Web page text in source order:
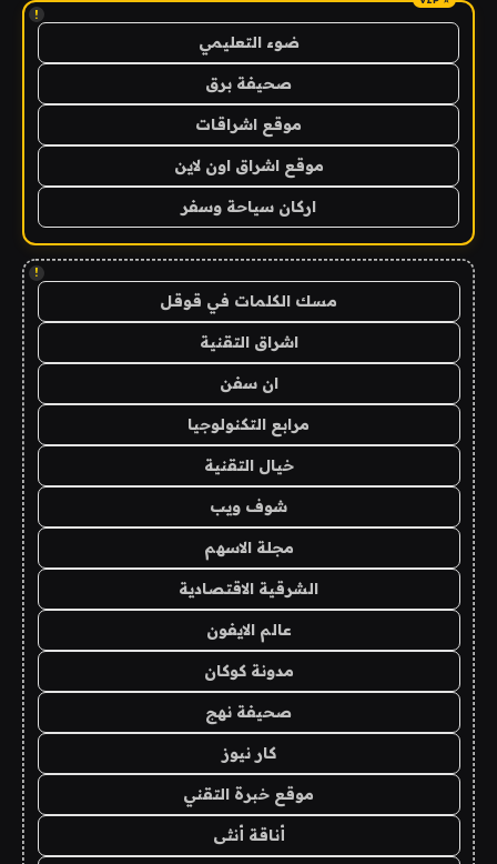
!
ضوء التعليمي
صحيفة برق
موقع اشراقات
موقع اشراق اون لاين
اركان سياحة وسفر
!
مسك الكلمات في قوقل
اشراق التقنية
ان سفن
مرابع التكنولوجيا
خيال التقنية
شوف ويب
مجلة الاسهم
الشرقية الاقتصادية
عالم الايفون
مدونة كوكان
صحيفة نهج
كار نيوز
موقع خبرة التقني
أناقة أنثى